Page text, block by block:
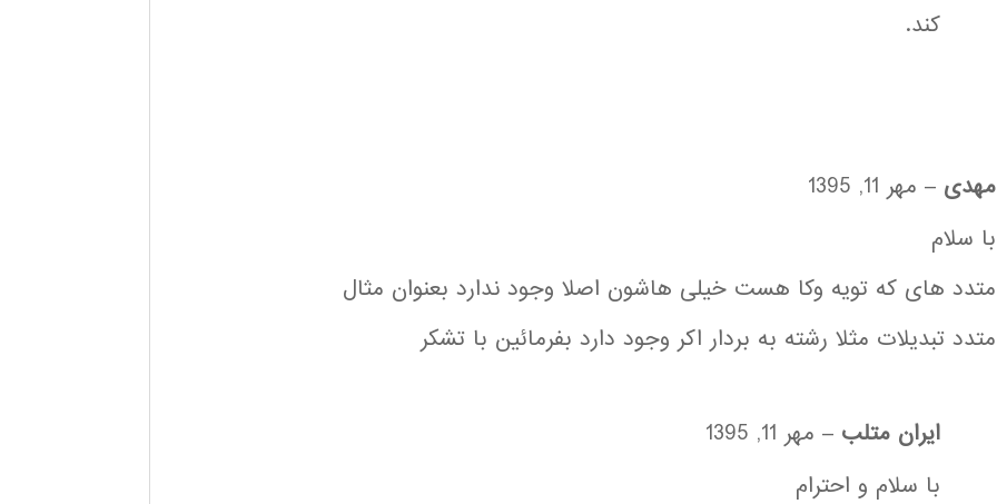
کند.
مهدی – مهر 11, 1395
با سلام
متدد های که تویه وکا هست خیلی هاشون اصلا وجود ندارد بعنوان مثال
متدد تبدیلات مثلا رشته به بردار اکر وجود دارد بفرمائین با تشکر
ایران متلب – مهر 11, 1395
با سلام و احترام